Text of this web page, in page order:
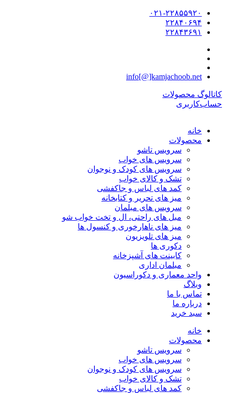
۰۲۱-۲۲۸۵۵۹۲۰
۲۲۸۴۰۶۹۴
۲۲۸۴۳۶۹۱
info[@]kamjachoob.net
کاتالوگ محصولات
حساب‌کاربری
خانه
محصولات
سرویس تاشو
سرویس های خواب
سرویس های کودک و نوجوان
تشک و کالای خواب
کمد های لباس و جاکفشی
میز های تحریر و کتابخانه
سرویس های مبلمان
مبل های راحتی، ال و تخت خواب شو
میز های ناهارخوری و کنسول ها
میز های تلویزیون
دکوری ها
کابینت های آشپزخانه
مبلمان اداری
واحد معماری و دکوراسیون
وبلاگ
تماس با ما
درباره ما
سبد خرید
خانه
محصولات
سرویس تاشو
سرویس های خواب
سرویس های کودک و نوجوان
تشک و کالای خواب
کمد های لباس و جاکفشی